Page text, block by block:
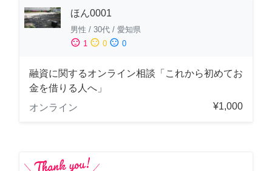
ほん0001
男性 / 30代 / 愛知県
sentiment_satisfied 1 sentiment_neutral 0 sentiment_dissatisfied 0
融資に関するオンライン相談「これから初めてお
金を借りる人へ」
オンライン
¥1,000